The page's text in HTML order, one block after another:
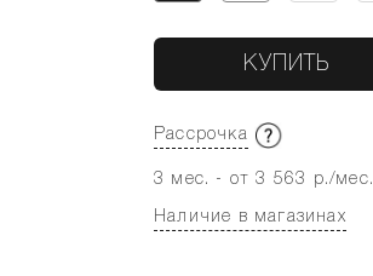
КУПИТЬ
Рассрочка
3 мес. - от 3 563 р./мес.
Наличие в магазинах